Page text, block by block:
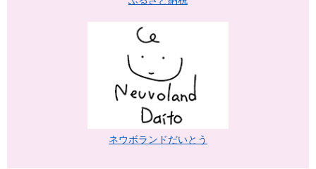
ネウボランドだいとう